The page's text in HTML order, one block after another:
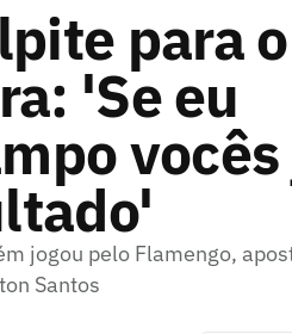
para o
'Se eu
jogou pelo Flamengo,
Santos